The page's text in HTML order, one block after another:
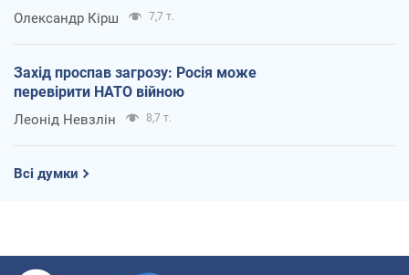
Олександр Кірш 7,7 т.
Захід проспав загрозу: Росія може
перевірити НАТО війною
Леонід Невзлін 8,7 т.
Всі думки